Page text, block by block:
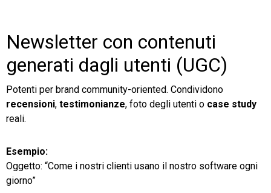
Newsletter con contenuti
generati dagli utenti (UGC)
Potenti per brand community-oriented. Condividono
recensioni, testimonianze, foto degli utenti o case study
reali.
Esempio:
Oggetto: “Come i nostri clienti usano il nostro software ogni
giorno”